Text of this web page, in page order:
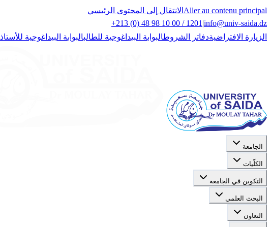
Aller au contenu principal الانتقال إلى المحتوى الرئيسي
info@univ-saida.dz
|
+213 (0) 48 98 10 00 / 1201
الزيارة الافتراضيةدفاتر الشروطالبوابة البيداغوجية للطالبالبوابة البيداغوجية للأستاذ
الجامعة
الكلّيات
التكوين في الجامعة
البحث العلمي
التعاون